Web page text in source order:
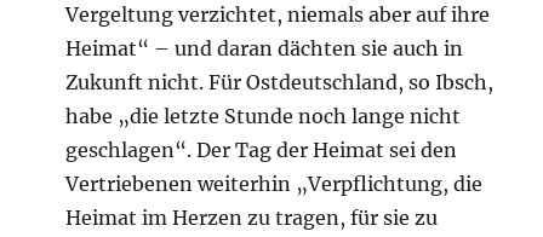
Vergeltung verzichtet, niemals aber auf ihre
Heimat“ – und daran dächten sie auch in
Zukunft nicht. Für Ostdeutschland, so Ibsch,
habe „die letzte Stunde noch lange nicht
geschlagen“. Der Tag der Heimat sei den
Vertriebenen weiterhin „Verpflichtung, die
Heimat im Herzen zu tragen, für sie zu